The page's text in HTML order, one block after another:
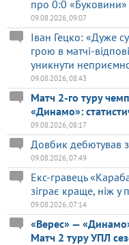
про 0:0
09.08.2026, 09:07
Іван Гецко: «Дуже
грою в матчі-
уникнути
09.08.2026, 08:43
Матч 2-го туру
«Динамо»:
09.08.2026, 08:17
Довбик дебютував
09.08.2026, 07:49
Екс-гравець
зіграє краще, ніж у
09.08.2026, 07:14
«Верес» —
Матч 2 туру УПЛ